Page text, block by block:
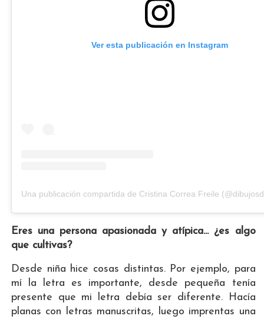
Ver esta publicación en Instagram
Una publicación compartida de Cristina Correa Freile
Eres una persona apasionada y atípica... ¿es algo
que cultivas?
Desde niña hice cosas distintas. Por ejemplo, para
mí la letra es importante, desde pequeña tenía
presente que mi letra debía ser diferente. Hacía
planas con letras manuscritas, luego imprentas una